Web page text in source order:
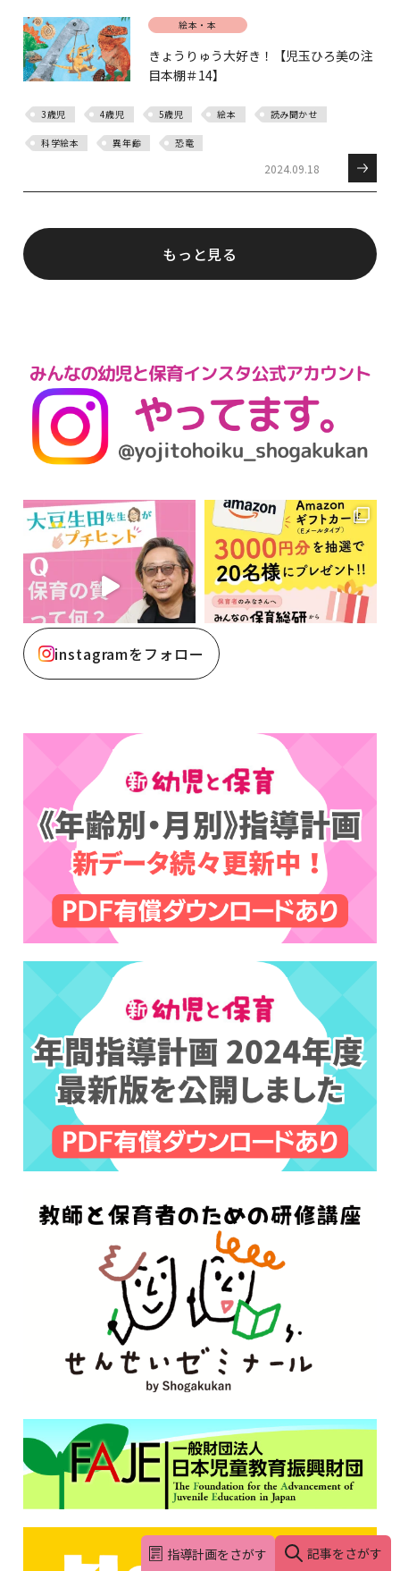
絵本・本
きょうりゅう大好き！【児玉ひろ美の注
目本棚＃14】
3歳児 4歳児 5歳児 絵本 読み聞かせ
科学絵本 異年齢 恐竜
2024.09.18
もっと見る
instagramをフォロー
指導計画をさがす 記事をさがす